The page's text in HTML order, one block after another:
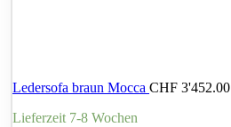
Ledersofa braun Mocca CHF 3'452.00
Lieferzeit 7-8 Wochen